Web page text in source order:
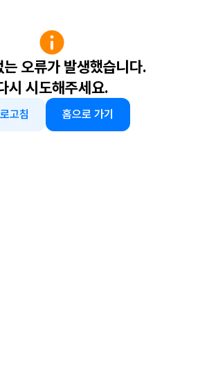
는 오류가 발생했습니다.
시 시도해주세요.
고침 홈으로 가기